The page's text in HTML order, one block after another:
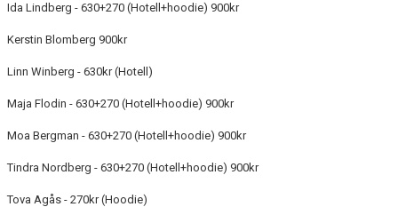
Ida Lindberg - 630+270 (Hotell+hoodie) 900kr
Kerstin Blomberg 900kr
Linn Winberg - 630kr (Hotell)
Maja Flodin - 630+270 (Hotell+hoodie) 900kr
Moa Bergman - 630+270 (Hotell+hoodie) 900kr
Tindra Nordberg - 630+270 (Hotell+hoodie) 900kr
Tova Agås - 270kr (Hoodie)